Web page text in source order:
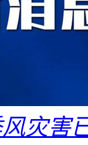
灾害